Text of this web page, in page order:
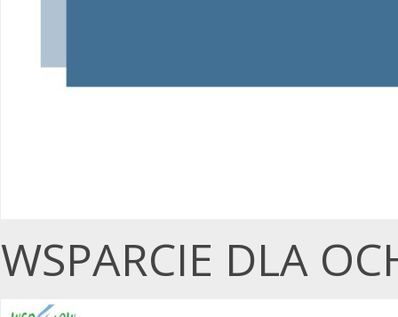
WSPARCIE DLA